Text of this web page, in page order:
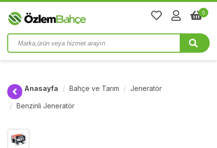
0
Anasayfa Bahçe ve Tarım Jeneratör
Benzinli Jeneratör